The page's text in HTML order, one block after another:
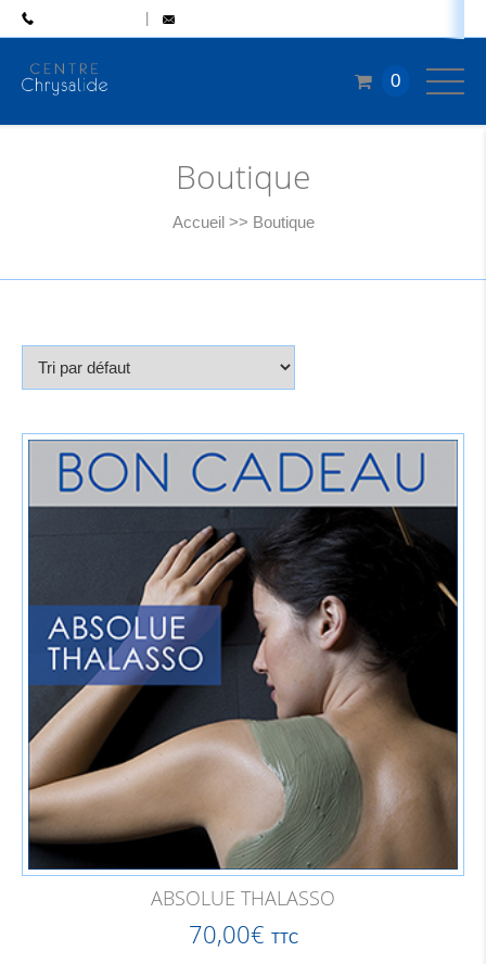
0
Boutique
Accueil >> Boutique
ABSOLUE THALASSO
70,00€ TTC